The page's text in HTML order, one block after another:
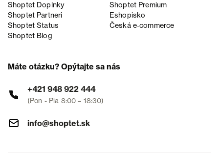
Shoptet Doplnky
Shoptet Premium
Shoptet Partneri
Eshopisko
Shoptet Status
Česká e‑commerce
Shoptet Blog
Máte otázku? Opýtajte sa nás
+421 948 922 444
(Pon - Pia 8:00 – 18:30)
info@shoptet.sk